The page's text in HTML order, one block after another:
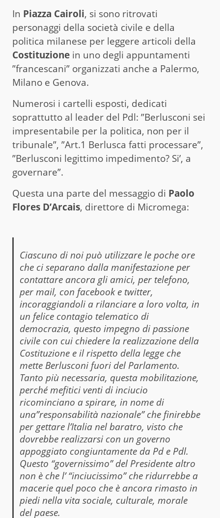
In Piazza Cairoli, si sono ritrovati
personaggi della società civile e della
politica milanese per leggere articoli della
Costituzione in uno degli appuntamenti
”francescani” organizzati anche a Palermo,
Milano e Genova.
Numerosi i cartelli esposti, dedicati
soprattutto al leader del Pdl: ”Berlusconi sei
impresentabile per la politica, non per il
tribunale”, ”Art.1 Berlusca fatti processare”,
”Berlusconi legittimo impedimento? Si’, a
governare”.
Questa una parte del messaggio di Paolo
Flores D’Arcais, direttore di Micromega:
Ciascuno di noi può utilizzare le poche ore
che ci separano dalla manifestazione per
contattare ancora gli amici, per telefono,
per mail, con facebook e twitter,
incoraggiandoli a rilanciare a loro volta, in
un felice contagio telematico di
democrazia, questo impegno di passione
civile con cui chiedere la realizzazione della
Costituzione e il rispetto della legge che
mette Berlusconi fuori del Parlamento.
Tanto più necessaria, questa mobilitazione,
perché mefitici venti di inciucio
ricominciano a spirare, in nome di
una”responsabilità nazionale” che finirebbe
per gettare l’Italia nel baratro, visto che
dovrebbe realizzarsi con un governo
appoggiato congiuntamente da Pd e Pdl.
Questo “governissimo” del Presidente altro
non è che l’ “inciucissimo” che ridurrebbe a
macerie quel poco che è ancora rimasto in
piedi nella vita sociale, culturale, morale
del paese.